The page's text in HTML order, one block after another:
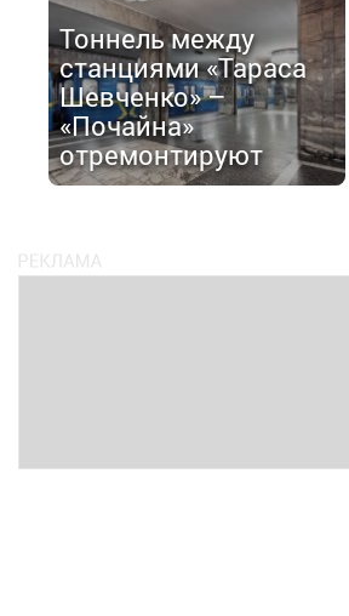
Тоннель между
станциями «Тараса
Шевченко» –
«Почайна»
отремонтируют